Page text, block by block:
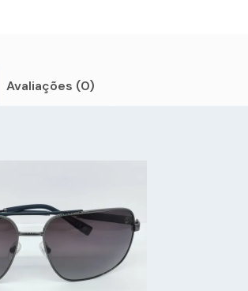
Avaliações (0)